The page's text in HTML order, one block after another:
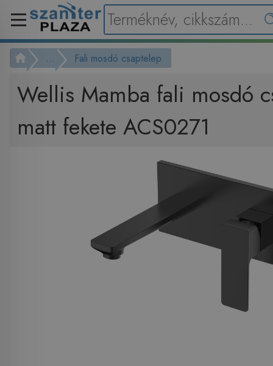
... Fali mosdó csaptelep
Wellis Mamba fali mosdó
matt fekete ACS0271